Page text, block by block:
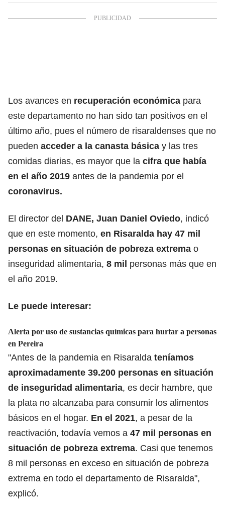
Los avances en recuperación económica para
este departamento no han sido tan positivos en el
último año, pues el número de risaraldenses que no
pueden acceder a la canasta básica y las tres
comidas diarias, es mayor que la cifra que había
en el año 2019 antes de la pandemia por el
coronavirus.
El director del DANE, Juan Daniel Oviedo, indicó
que en este momento, en Risaralda hay 47 mil
personas en situación de pobreza extrema o
inseguridad alimentaria, 8 mil personas más que en
el año 2019.
Le puede interesar:
Alerta por uso de sustancias químicas para hurtar a personas
en Pereira
"Antes de la pandemia en Risaralda teníamos
aproximadamente 39.200 personas en situación
de inseguridad alimentaria, es decir hambre, que
la plata no alcanzaba para consumir los alimentos
básicos en el hogar. En el 2021, a pesar de la
reactivación, todavía vemos a 47 mil personas en
situación de pobreza extrema. Casi que tenemos
8 mil personas en exceso en situación de pobreza
extrema en todo el departamento de Risaralda",
explicó.